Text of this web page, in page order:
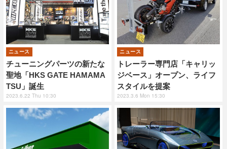
チューニングパーツの新たな
聖地「HKS GATE HAMAMA
TSU」誕生
ニュース
2023.6.22 Thu 10:30
トレーラー専門店「キャリッ
ジベース」オープン、ライフ
スタイルを提案
ニュース
2023.3.6 Mon 15:30